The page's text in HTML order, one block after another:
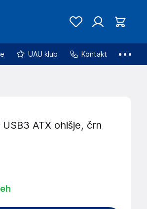
UAU klub Kontakt
ATX ohišje, črn